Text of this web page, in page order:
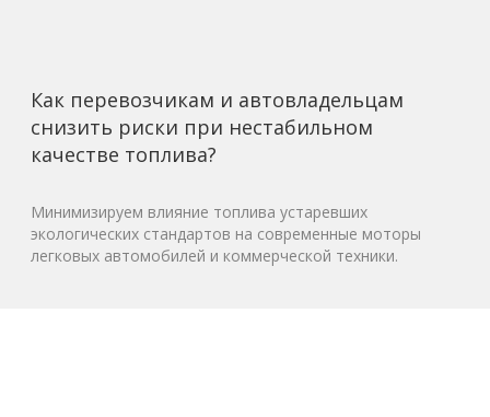
Как перевозчикам и автовладельцам
снизить риски при нестабильном
качестве топлива?
Минимизируем влияние топлива устаревших
экологических стандартов на современные моторы
легковых автомобилей и коммерческой техники.